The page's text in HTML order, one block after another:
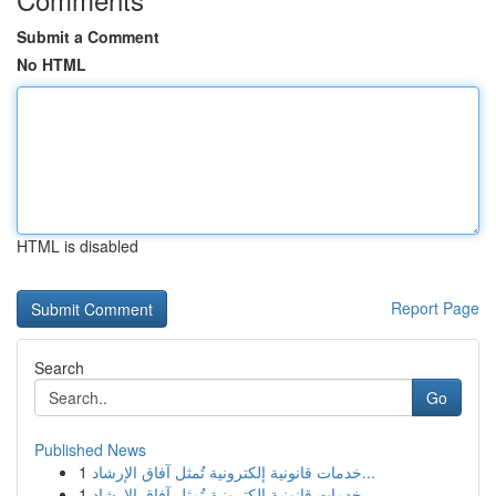
Submit a Comment
No HTML
HTML is disabled
Report Page
Search
Go
Published News
1
خدمات قانونية إلكترونية تُمثل آفاق الإرشاد...